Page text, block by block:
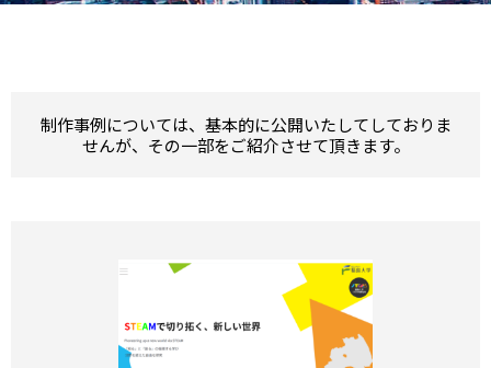
制作事例については、基本的に公開いたしてしておりま
せんが、その一部をご紹介させて頂きます。